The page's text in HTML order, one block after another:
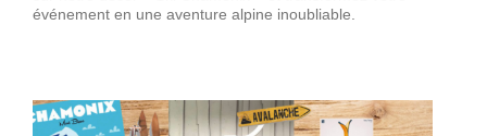
événement en une aventure alpine inoubliable.